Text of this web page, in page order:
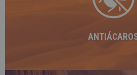
tu ropa de hogar y te protege